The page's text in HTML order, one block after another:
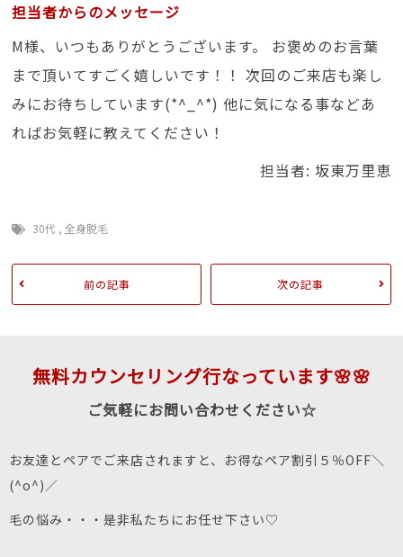
担当者からのメッセージ
M様、いつもありがとうございます。 お褒めのお言葉
まで頂いてすごく嬉しいです！！ 次回のご来店も楽し
みにお待ちしています(*^_^*) 他に気になる事などあ
ればお気軽に教えてください！
担当者: 坂東万里恵
30代 ,全身脱毛
前の記事 次の記事
無料カウンセリング行なっています🌸🌸
ご気軽にお問い合わせください☆
お友達とペアでご来店されますと、お得なペア割引５％OFF＼
(^o^)／
毛の悩み・・・是非私たちにお任せ下さい♡